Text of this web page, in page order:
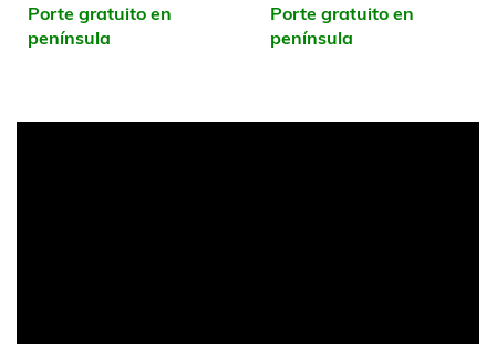
Porte gratuito en
península
Porte gratuito en
península